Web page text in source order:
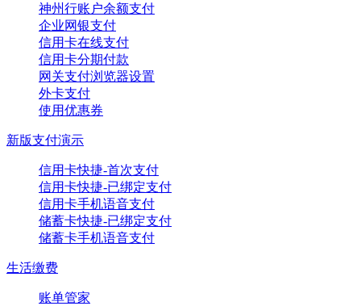
神州行账户余额支付
企业网银支付
信用卡在线支付
信用卡分期付款
网关支付浏览器设置
外卡支付
使用优惠券
新版支付演示
信用卡快捷-首次支付
信用卡快捷-已绑定支付
信用卡手机语音支付
储蓄卡快捷-已绑定支付
储蓄卡手机语音支付
生活缴费
账单管家